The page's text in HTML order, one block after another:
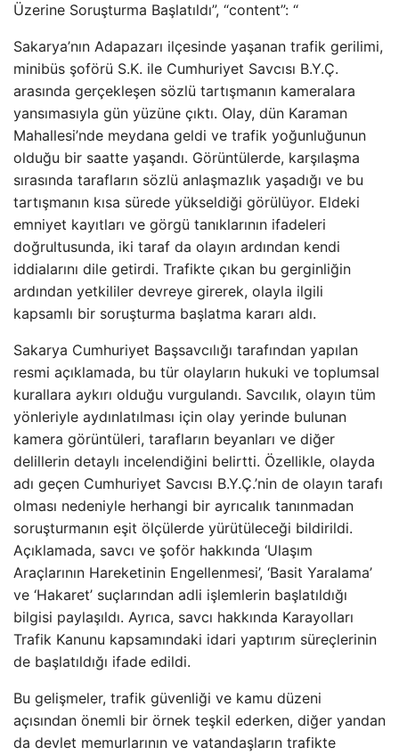
Üzerine Soruşturma Başlatıldı”, “content”: “
Sakarya’nın Adapazarı ilçesinde yaşanan trafik gerilimi,
minibüs şoförü S.K. ile Cumhuriyet Savcısı B.Y.Ç.
arasında gerçekleşen sözlü tartışmanın kameralara
yansımasıyla gün yüzüne çıktı. Olay, dün Karaman
Mahallesi’nde meydana geldi ve trafik yoğunluğunun
olduğu bir saatte yaşandı. Görüntülerde, karşılaşma
sırasında tarafların sözlü anlaşmazlık yaşadığı ve bu
tartışmanın kısa sürede yükseldiği görülüyor. Eldeki
emniyet kayıtları ve görgü tanıklarının ifadeleri
doğrultusunda, iki taraf da olayın ardından kendi
iddialarını dile getirdi. Trafikte çıkan bu gerginliğin
ardından yetkililer devreye girerek, olayla ilgili
kapsamlı bir soruşturma başlatma kararı aldı.
Sakarya Cumhuriyet Başsavcılığı tarafından yapılan
resmi açıklamada, bu tür olayların hukuki ve toplumsal
kurallara aykırı olduğu vurgulandı. Savcılık, olayın tüm
yönleriyle aydınlatılması için olay yerinde bulunan
kamera görüntüleri, tarafların beyanları ve diğer
delillerin detaylı incelendiğini belirtti. Özellikle, olayda
adı geçen Cumhuriyet Savcısı B.Y.Ç.’nin de olayın tarafı
olması nedeniyle herhangi bir ayrıcalık tanınmadan
soruşturmanın eşit ölçülerde yürütüleceği bildirildi.
Açıklamada, savcı ve şoför hakkında ‘Ulaşım
Araçlarının Hareketinin Engellenmesi’, ‘Basit Yaralama’
ve ‘Hakaret’ suçlarından adli işlemlerin başlatıldığı
bilgisi paylaşıldı. Ayrıca, savcı hakkında Karayolları
Trafik Kanunu kapsamındaki idari yaptırım süreçlerinin
de başlatıldığı ifade edildi.
Bu gelişmeler, trafik güvenliği ve kamu düzeni
açısından önemli bir örnek teşkil ederken, diğer yandan
da devlet memurlarının ve vatandaşların trafikte